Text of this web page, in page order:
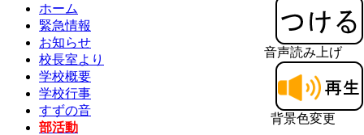
音声読み上げ
背景色変更
ホーム
緊急情報
お知らせ
校長室より
学校概要
学校行事
すずの音
部活動